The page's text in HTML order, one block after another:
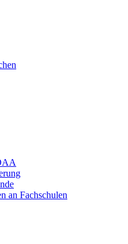
an Fachschulen